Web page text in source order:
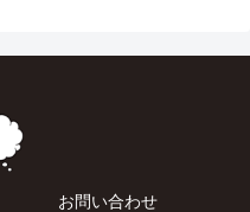
お問い合わせ